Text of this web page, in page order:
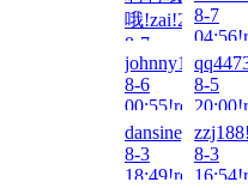
哦!zai!2026-
8-7
05:08!read!
8-7
8-6
00:55!read!
8-5
8-3
18:49!read!
8-3